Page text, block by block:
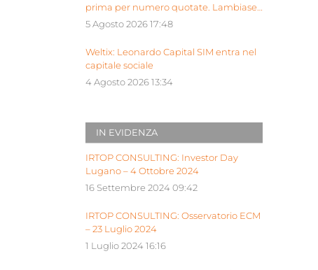
prima per numero quotate. Lambiase:
“Milano piattaforma europea Siu”
5 Agosto 2026 17:48
Weltix: Leonardo Capital SIM entra nel
capitale sociale
4 Agosto 2026 13:34
IN EVIDENZA
IRTOP CONSULTING: Investor Day
Lugano – 4 Ottobre 2024
16 Settembre 2024 09:42
IRTOP CONSULTING: Osservatorio ECM
– 23 Luglio 2024
1 Luglio 2024 16:16